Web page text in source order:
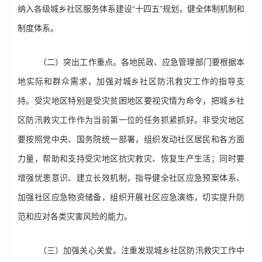
纳入各级城乡社区服务体系建设“十四五”规划，健全体制机制和
制度体系。
（二）突出工作重点。各地民政、应急管理部门要根据本
地实际和群众需求，加强对城乡社区防汛救灾工作的指导支
持。受灾地区特别是受灾贫困地区要视灾情为命令，把城乡社
区防汛救灾工作作为当前第一位的任务抓紧抓好。非受灾地区
要按照党中央、国务院统一部署，组织发动社区居民和各方面
力量，帮助和支持受灾地区抗灾救灾、恢复生产生活；同时要
增强忧患意识、建立长效机制，指导健全社区应急预案体系、
加强社区应急物资储备，组织开展社区应急演练，切实提升防
范和应对各类灾害风险的能力。
（三）加强关心关爱。注重发现城乡社区防汛救灾工作中